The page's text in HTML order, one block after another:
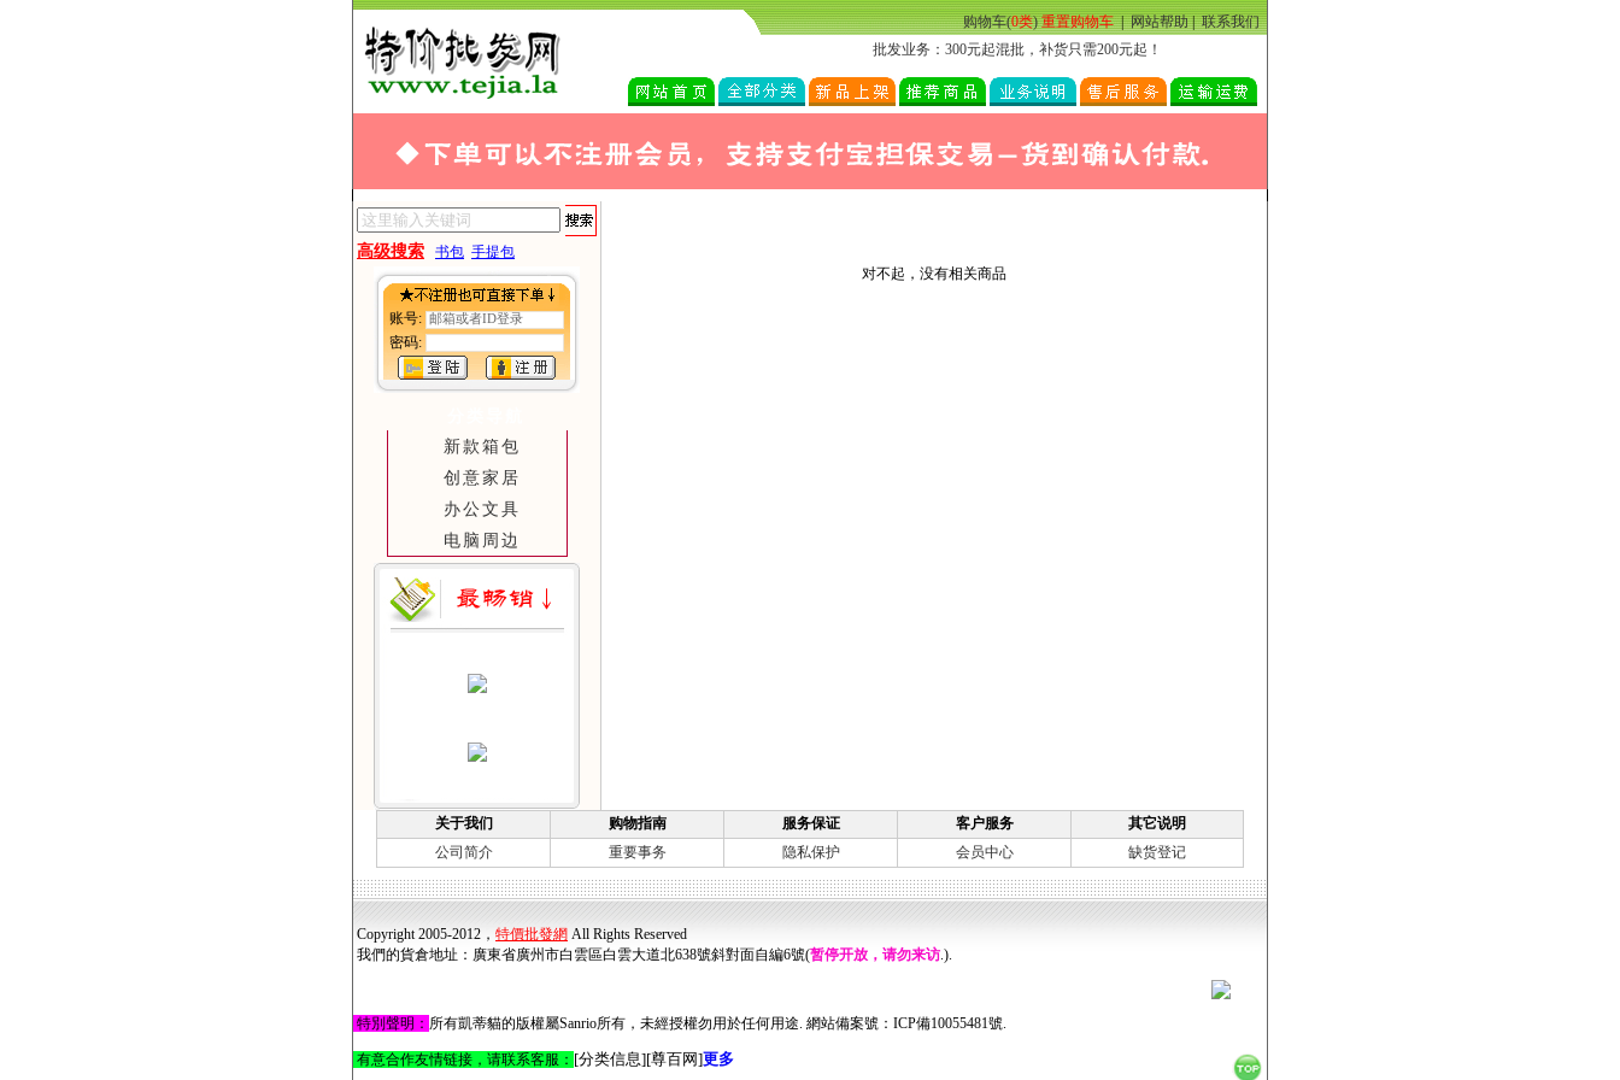
购物车(0类) 重置购物车|网站帮助|联系我们
批发业务：300元起混批，补货只需200元起！
高级搜索 书包 手提包
账号:
密码:
新款箱包
创意家居
办公文具
电脑周边
对不起，没有相关商品
关于我们 购物指南 服务保证 客户服务
其它说明
公司简介
重要事务 隐私保护 会员中心 缺货登记
Copyright 2005-2012， 特價批發網 All Rights Reserved
我們的貨倉地址 ： 廣東省廣州市白雲區白雲大道北638號斜對面自編6號(暂停开放，请勿来访.).
特別聲明 ： 所有凱蒂貓的版權屬Sanrio所有，未經授權勿用於任何用途. 網站備案號：ICP備10055481號.
有意合作友情链接，请联系客服： [分类信息][尊百网]更多